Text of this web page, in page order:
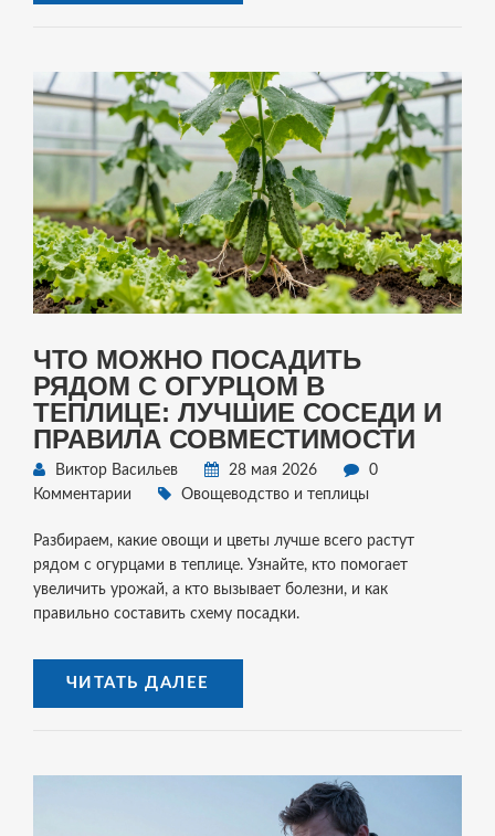
ЧТО МОЖНО ПОСАДИТЬ
РЯДОМ С ОГУРЦОМ В
ТЕПЛИЦЕ: ЛУЧШИЕ СОСЕДИ И
ПРАВИЛА СОВМЕСТИМОСТИ
Виктор Васильев 28 мая 2026
0
Комментарии
Овощеводство и теплицы
Разбираем, какие овощи и цветы лучше всего растут
рядом с огурцами в теплице. Узнайте, кто помогает
увеличить урожай, а кто вызывает болезни, и как
правильно составить схему посадки.
ЧИТАТЬ ДАЛЕЕ